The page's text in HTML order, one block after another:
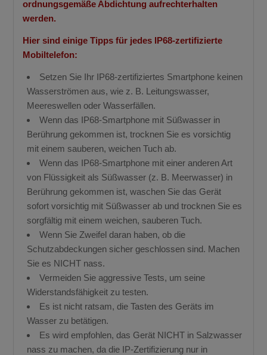
ordnungsgemäße Abdichtung aufrechterhalten
werden.
Hier sind einige Tipps für jedes IP68-zertifizierte
Mobiltelefon:
Setzen Sie Ihr IP68-zertifiziertes Smartphone keinen
Wasserströmen aus, wie z. B. Leitungswasser,
Meereswellen oder Wasserfällen.
Wenn das IP68-Smartphone mit Süßwasser in
Berührung gekommen ist, trocknen Sie es vorsichtig
mit einem sauberen, weichen Tuch ab.
Wenn das IP68-Smartphone mit einer anderen Art
von Flüssigkeit als Süßwasser (z. B. Meerwasser) in
Berührung gekommen ist, waschen Sie das Gerät
sofort vorsichtig mit Süßwasser ab und trocknen Sie es
sorgfältig mit einem weichen, sauberen Tuch.
Wenn Sie Zweifel daran haben, ob die
Schutzabdeckungen sicher geschlossen sind. Machen
Sie es NICHT nass.
Vermeiden Sie aggressive Tests, um seine
Widerstandsfähigkeit zu testen.
Es ist nicht ratsam, die Tasten des Geräts im
Wasser zu betätigen.
Es wird empfohlen, das Gerät NICHT in Salzwasser
nass zu machen, da die IP-Zertifizierung nur in